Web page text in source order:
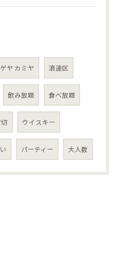
ヤ カミヤ 浪速区
飲み放題 食べ放題
ウイスキー
パーティー 大人数